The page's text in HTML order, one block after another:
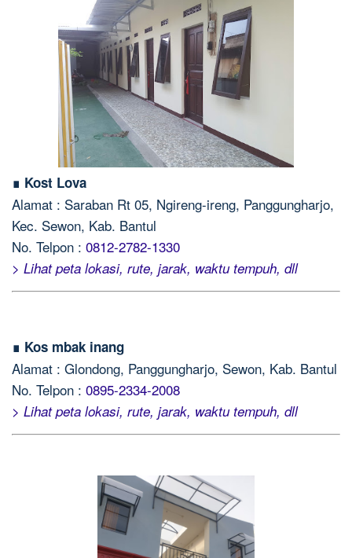
∎ Kost Lova
Alamat : Saraban Rt 05, Ngireng-ireng, Panggungharjo,
Kec. Sewon, Kab. Bantul
No. Telpon : 0812-2782-1330
> Lihat peta lokasi, rute, jarak, waktu tempuh, dll
∎ Kos mbak inang
Alamat : Glondong, Panggungharjo, Sewon, Kab. Bantul
No. Telpon : 0895-2334-2008
> Lihat peta lokasi, rute, jarak, waktu tempuh, dll